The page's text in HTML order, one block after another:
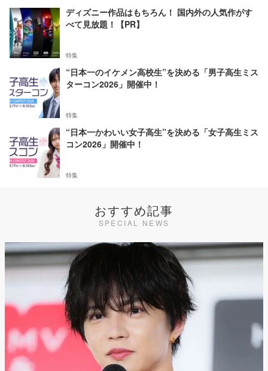
ディズニー作品はもちろん！ 国内外の人気作がす
べて見放題！【PR】
特集
“日本一のイケメン高校生”を決める「男子高生ミス
ターコン2026」開催中！
特集
“日本一かわいい女子高生”を決める「女子高生ミス
コン2026」開催中！
特集
おすすめ記事
SPECIAL NEWS